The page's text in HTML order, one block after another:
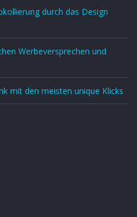
durch das Design
Werbeversprechen und
mit den meisten unique Klicks